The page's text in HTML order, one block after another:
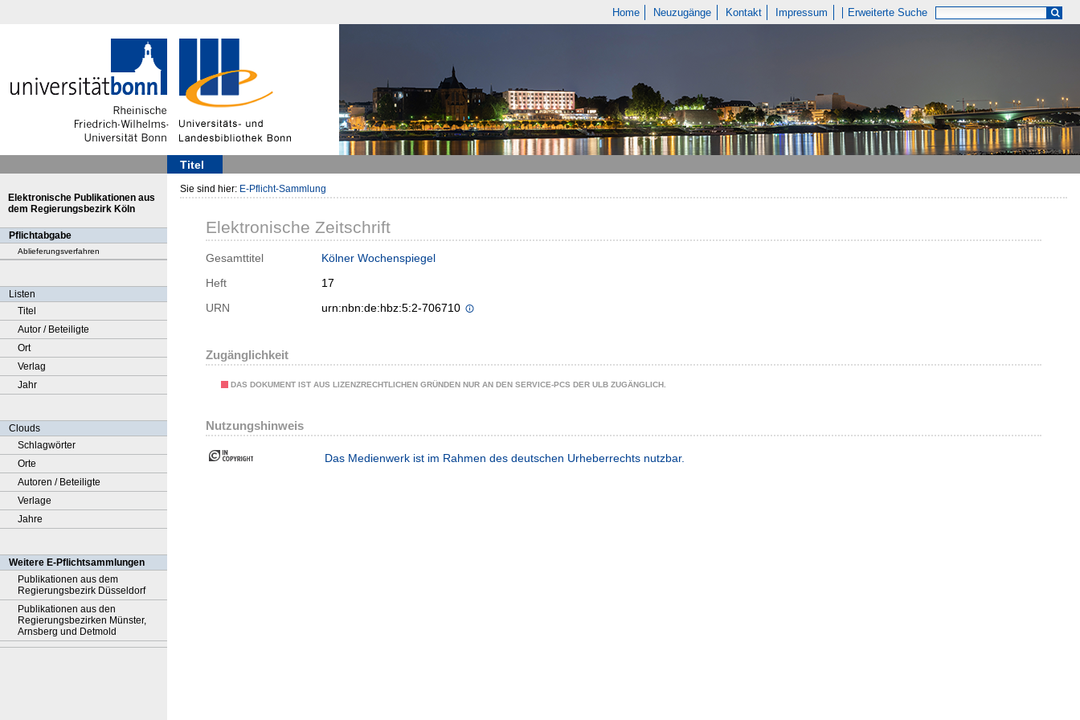
Home Neuzugänge Kontakt Impressum Erweiterte Suche
Titel
Elektronische Publikationen aus
dem Regierungsbezirk Köln
Pflichtabgabe
Ablieferungsverfahren
Listen
Titel
Autor / Beteiligte
Ort
Verlag
Jahr
Clouds
Schlagwörter
Orte
Autoren / Beteiligte
Verlage
Jahre
Weitere E-Pflichtsammlungen
Publikationen aus dem
Regierungsbezirk Düsseldorf
Publikationen aus den
Regierungsbezirken Münster,
Arnsberg und Detmold
Sie sind hier: E-Pflicht-Sammlung
Elektronische Zeitschrift
Gesamttitel
Kölner Wochenspiegel
Heft
17
URN
urn:nbn:de:hbz:5:2-706710
Zugänglichkeit
DAS DOKUMENT IST AUS LIZENZRECHTLICHEN GRÜNDEN NUR AN DEN SERVICE-PCS DER ULB ZUGÄNGLICH.
Nutzungshinweis
Das Medienwerk ist im Rahmen des deutschen Urheberrechts nutzbar.